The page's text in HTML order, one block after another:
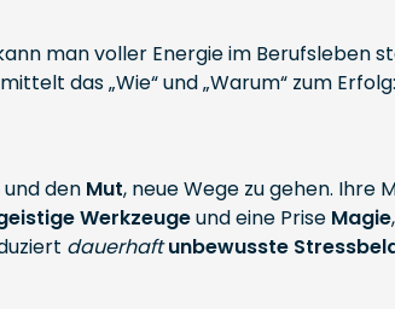
man voller Energie im Berufsleben
das „Wie“ und „Warum“ zum Erfolg:
und den Mut, neue Wege zu gehen.
Werkzeugeund eine Prise Magie
dauerhaftunbewusste